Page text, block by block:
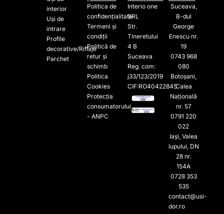
interior
Uși de
intrare
Profile
decorative/Riflaje
Parchet
Politica de
confidențialitate
Termeni și
condiții
Politică de
retur și
schimb
Politica
Cookies
Protecția
consumatorului
- ANPC
Interio one
SRL
Str.
Tineretului
4 B
Suceava
Reg. com:
j33/123/2019
CIF:RO40422845
Suceava,
B-dul
George
Enescu nr.
19
0743 968
080
Botoșani,
Calea
Națională
nr. 57
0791 220
022​
Iași, Valea
lupului, DN
28 nr.
154A
0728 353
535​
contact@usi-
dor.ro